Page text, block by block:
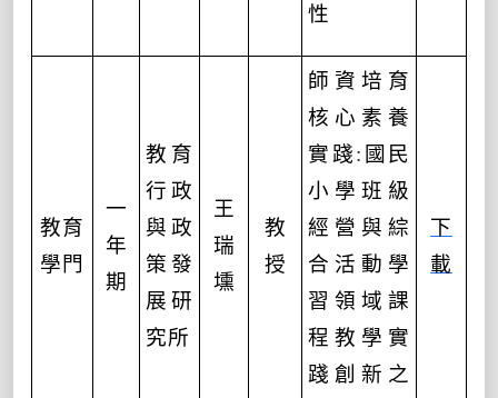
性
教育
學門
一
年
期
教育
行政
與政
策發
展研
究所
王
瑞
壎
教
授
師資培育
核心素養
實踐: 國民
小學班級
經營與綜
合活動學
習領域課
程教學實
踐創新之
下
載